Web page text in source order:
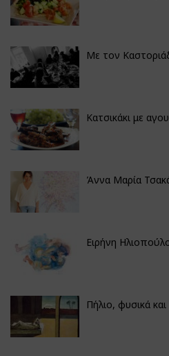
Με τον
Κατσικάκι με
Άννα Μαρία
Ειρήνη
Πήλιο, φυσικά